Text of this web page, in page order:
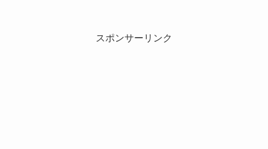
スポンサーリンク